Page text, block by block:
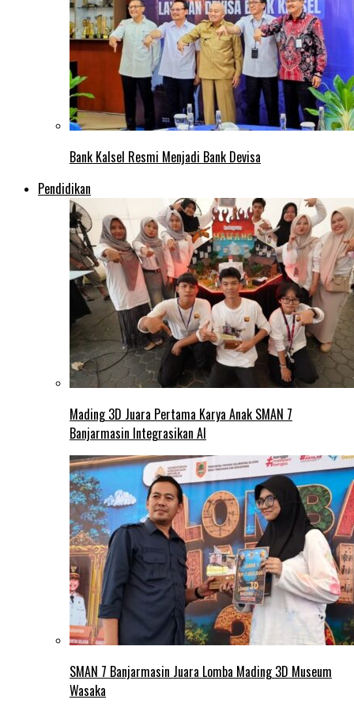
Bank Kalsel Resmi Menjadi Bank Devisa
Pendidikan
Mading 3D Juara Pertama Karya Anak SMAN 7
Banjarmasin Integrasikan AI
SMAN 7 Banjarmasin Juara Lomba Mading 3D Museum
Wasaka